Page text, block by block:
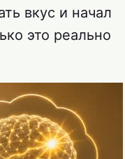
вкус и начал
это реально